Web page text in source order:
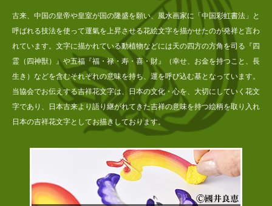
古来、中国の皇帝や皇室が国の隆盛を願い、風水画家に「中国彩虹書法」と
呼ばれる技法を使って運氣を上昇させる花絵文字を描かせたのが発祥と言わ
れています。文字に描かれている動植物などには天の四方の方角を司る『四
霊（四神獣）』や五福『福・禄・寿・喜・財』（幸せ、お金を持つこと、長
生き）などを含むそれぞれの意味を持ち、運を呼び込む基となっています。
当協会でお伝えする吉祥花文字は、日本の文化・心を、大切にしていく花文
字であり、日本古来より語り継がれてきた吉祥の意味を持つ絵柄を取り入れ
日本の吉祥花文字としてお描きしております。